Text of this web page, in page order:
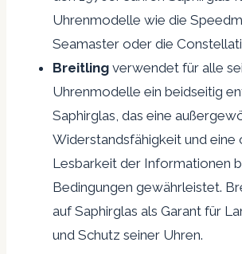
Uhrenmodelle wie die
Seamaster oder die
Breitling verwendet für alle
Uhrenmodelle ein beidseitig
Saphirglas, das eine
Widerstandsfähigkeit und eine
Lesbarkeit der Informationen
Bedingungen gewährleistet.
auf Saphirglas als Garant für
und Schutz seiner Uhren.